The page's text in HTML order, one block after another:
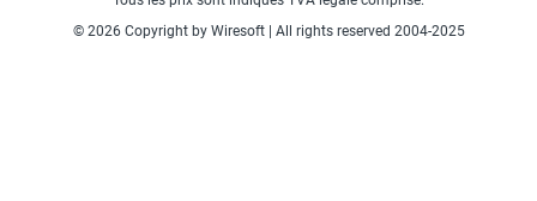
© 2026 Copyright by Wiresoft | All rights reserved 2004-2025